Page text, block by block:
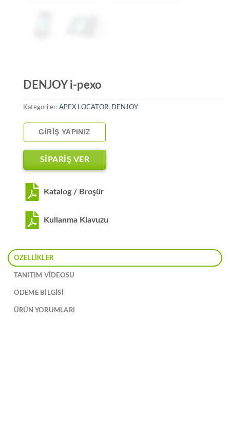
DENJOY i-pexo
Kategoriler: APEX LOCATOR, DENJOY
GIRIŞ YAPINIZ
SİPARİŞ VER
Katalog / Broşür
Kullanma Klavuzu
ÖZELLIKLER
TANITIM VIDEOSU
ÖDEME BİLGİSİ
ÜRÜN YORUMLARI